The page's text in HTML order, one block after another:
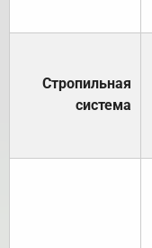
Стропильная
система